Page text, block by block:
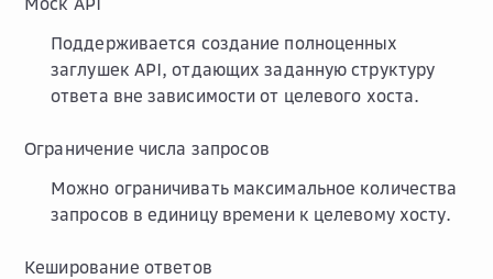
Поддерживается создание полноценных
заглушек API, отдающих заданную структуру
ответа вне зависимости от целевого хоста.
Ограничение числа запросов
Можно ограничивать максимальное количества
запросов в единицу времени к целевому хосту.
Кеширование ответов